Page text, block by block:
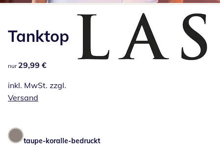
Tanktop
29,99 €
nur 29,99 €
inkl. MwSt. zzgl.
Versand
taupe-koralle-bedruckt